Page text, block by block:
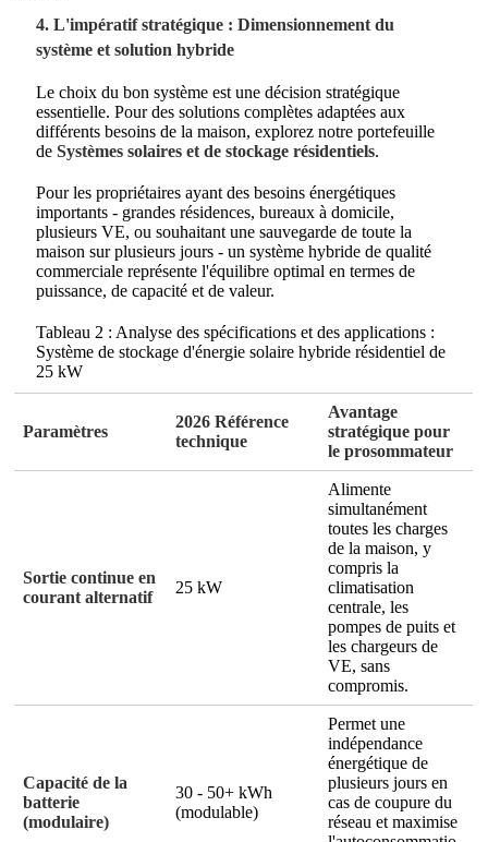
4. L'impératif stratégique : Dimensionnement du
système et solution hybride
Le choix du bon système est une décision stratégique
essentielle. Pour des solutions complètes adaptées aux
différents besoins de la maison, explorez notre portefeuille
deSystèmes solaires et de stockage résidentiels.
Pour les propriétaires ayant des besoins énergétiques
importants - grandes résidences, bureaux à domicile,
plusieurs VE, ou souhaitant une sauvegarde de toute la
maison sur plusieurs jours - un système hybride de qualité
commerciale représente l'équilibre optimal en termes de
puissance, de capacité et de valeur.
Tableau 2 : Analyse des spécifications et des applications :
Système de stockage d'énergie solaire hybride résidentiel de
25 kW
Paramètres
2026 Référence
technique
Avantage
stratégique pour
le prosommateur
Sortie continue en
courant alternatif
25 kW
Alimente
simultanément
toutes les charges
de la maison, y
compris la
climatisation
centrale, les
pompes de puits et
les chargeurs de
VE, sans
compromis.
Capacité de la
batterie
(modulaire)
30 - 50+ kWh
(modulable)
Permet une
indépendance
énergétique de
plusieurs jours en
cas de coupure du
réseau et maximise